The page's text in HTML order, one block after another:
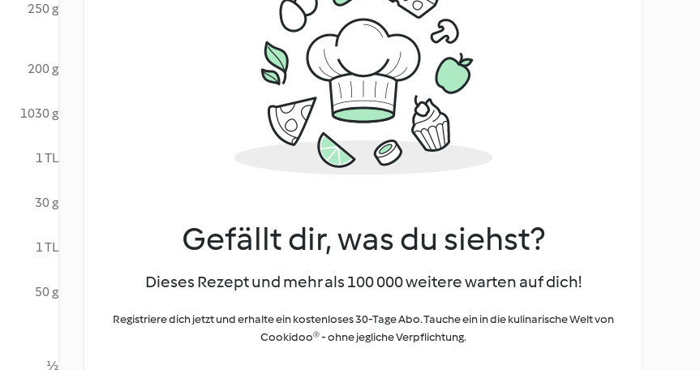
250 g
200 g
1030 g
1 TL
30 g
1 TL
50 g
½
Gefällt dir, was du siehst?
Dieses Rezept und mehr als 100 000 weitere warten auf dich!
Registriere dich jetzt und erhalte ein kostenloses 30-Tage Abo. Tauche ein in die kulinarische Welt von
Cookidoo® - ohne jegliche Verpflichtung.